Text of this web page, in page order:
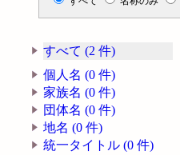
すべて (2 件)
個人名 (0 件)
家族名 (0 件)
団体名 (0 件)
地名 (0 件)
統一タイトル (0 件)